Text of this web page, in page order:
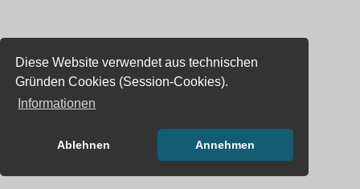
Diese Website verwendet aus technischen
Gründen Cookies (Session-Cookies).
Informationen
Ablehnen Annehmen